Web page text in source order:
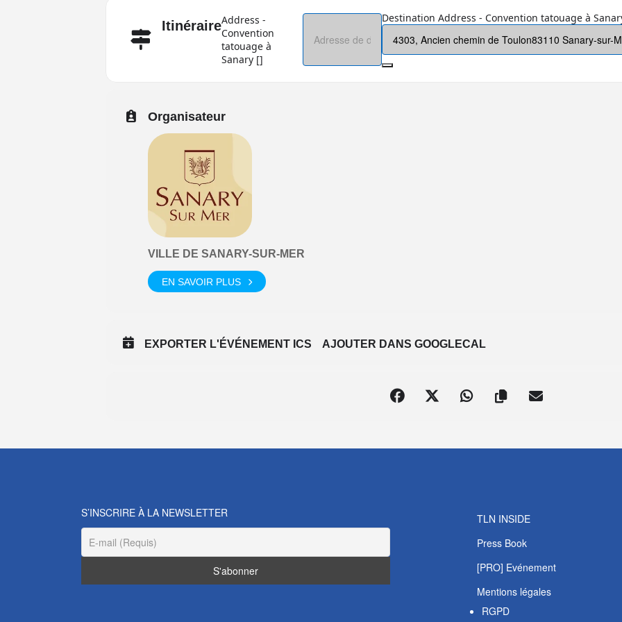
ItinéraireAddress -
Convention
tatouage à
Sanary []
Destination Address - Convention tatouage à
Organisateur
VILLE DE SANARY-SUR-MER
EN SAVOIR PLUS
EXPORTER L'ÉVÉNEMENT ICS AJOUTER DANS GOOGLECAL
S’INSCRIRE À LA NEWSLETTER
TLN INSIDE
Press Book
[PRO] Evénement
Mentions légales
RGPD